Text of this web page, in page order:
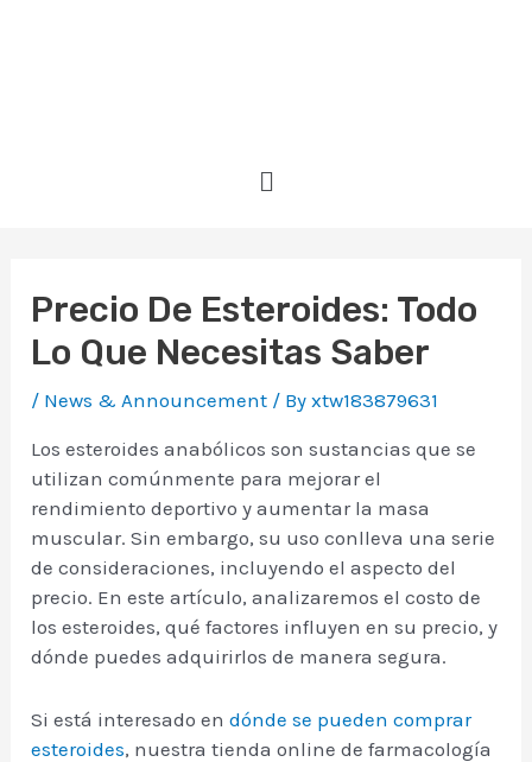
Menu
Precio De Esteroides: Todo
Lo Que Necesitas Saber
/ News & Announcement / Byxtw183879631
Los esteroides anabólicos son sustancias que se
utilizan comúnmente para mejorar el
rendimiento deportivo y aumentar la masa
muscular. Sin embargo, su uso conlleva una serie
de consideraciones, incluyendo el aspecto del
precio. En este artículo, analizaremos el costo de
los esteroides, qué factores influyen en su precio, y
dónde puedes adquirirlos de manera segura.
Si está interesado endónde se pueden comprar
esteroides, nuestra tienda online de farmacología